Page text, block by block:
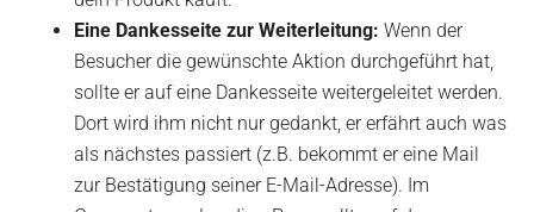
Eine Dankesseite zur Weiterleitung: Wenn der
Besucher die gewünschte Aktion durchgeführt hat,
sollte er auf eine Dankesseite weitergeleitet werden.
Dort wird ihm nicht nur gedankt, er erfährt auch was
als nächstes passiert (z.B. bekommt er eine Mail
zur Bestätigung seiner E-Mail-Adresse). Im